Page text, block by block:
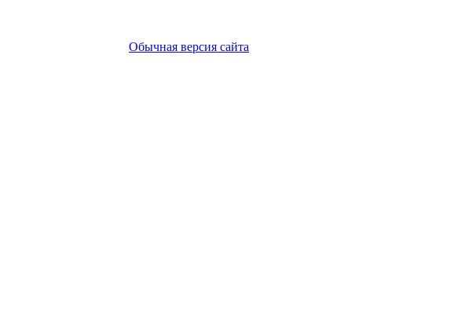
Обычная версия сайта